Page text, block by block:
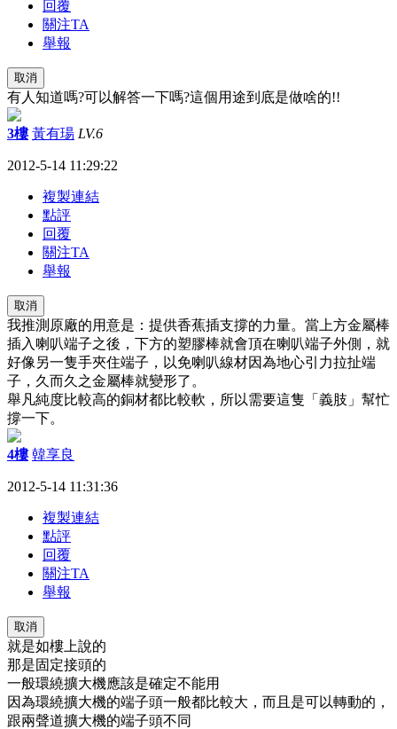
回覆
關注TA
舉報
取消
有人知道嗎?可以解答一下嗎?這個用途到底是做啥的!!
3樓 黃有瑒 LV.6
2012-5-14 11:29:22
複製連結
點評
回覆
關注TA
舉報
取消
我推測原廠的用意是：提供香蕉插支撐的力量。當上方金屬棒
插入喇叭端子之後，下方的塑膠棒就會頂在喇叭端子外側，就
好像另一隻手夾住端子，以免喇叭線材因為地心引力拉扯端
子，久而久之金屬棒就變形了。
舉凡純度比較高的銅材都比較軟，所以需要這隻「義肢」幫忙
撐一下。
4樓 韓享良
2012-5-14 11:31:36
複製連結
點評
回覆
關注TA
舉報
取消
就是如樓上說的
那是固定接頭的
一般環繞擴大機應該是確定不能用
因為環繞擴大機的端子頭一般都比較大，而且是可以轉動的，
跟兩聲道擴大機的端子頭不同